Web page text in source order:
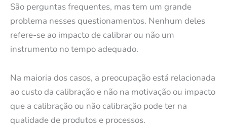
São perguntas frequentes, mas tem um grande
problema nesses questionamentos. Nenhum deles
refere-se ao impacto de calibrar ou não um
instrumento no tempo adequado.
Na maioria dos casos, a preocupação está relacionada
ao custo da calibração e não na motivação ou impacto
que a calibração ou não calibração pode ter na
qualidade de produtos e processos.